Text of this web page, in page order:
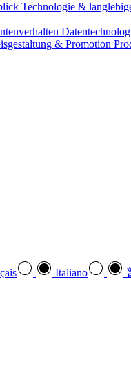
Technologie &
& Promotion
Italiano